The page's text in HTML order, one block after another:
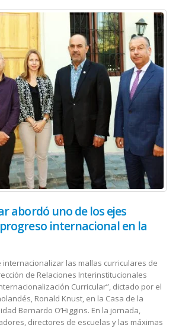
abordó uno de los ejes
internacional en la
internacionalizar las mallas curriculares de
de Relaciones Interinstitucionales
Curricular”, dictado por el
Ronald Knust, en la Casa de la
Bernardo O’Higgins. En la jornada,
directores de escuelas y las máximas